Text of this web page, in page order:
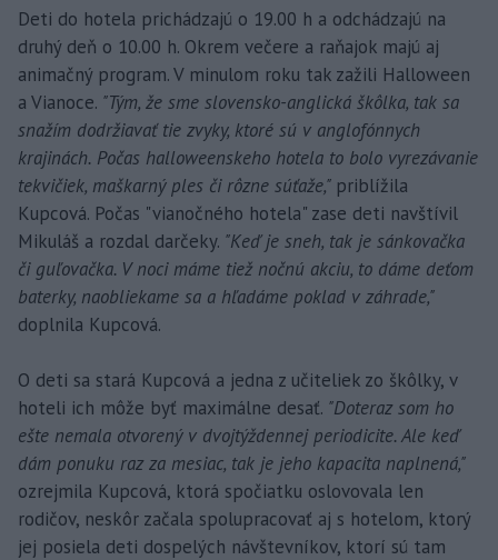
Deti do hotela prichádzajú o 19.00 h a odchádzajú na
druhý deň o 10.00 h. Okrem večere a raňajok majú aj
animačný program. V minulom roku tak zažili Halloween
a Vianoce. "Tým, že sme slovensko-anglická škôlka, tak sa
snažím dodržiavať tie zvyky, ktoré sú v anglofónnych
krajinách. Počas halloweenskeho hotela to bolo vyrezávanie
tekvičiek, maškarný ples či rôzne súťaže," priblížila
Kupcová. Počas "vianočného hotela" zase deti navštívil
Mikuláš a rozdal darčeky. "Keď je sneh, tak je sánkovačka
či guľovačka. V noci máme tiež nočnú akciu, to dáme deťom
baterky, naobliekame sa a hľadáme poklad v záhrade,"
doplnila Kupcová.
O deti sa stará Kupcová a jedna z učiteliek zo škôlky, v
hoteli ich môže byť maximálne desať. "Doteraz som ho
ešte nemala otvorený v dvojtýždennej periodicite. Ale keď
dám ponuku raz za mesiac, tak je jeho kapacita naplnená,"
ozrejmila Kupcová, ktorá spočiatku oslovovala len
rodičov, neskôr začala spolupracovať aj s hotelom, ktorý
jej posiela deti dospelých návštevníkov, ktorí sú tam